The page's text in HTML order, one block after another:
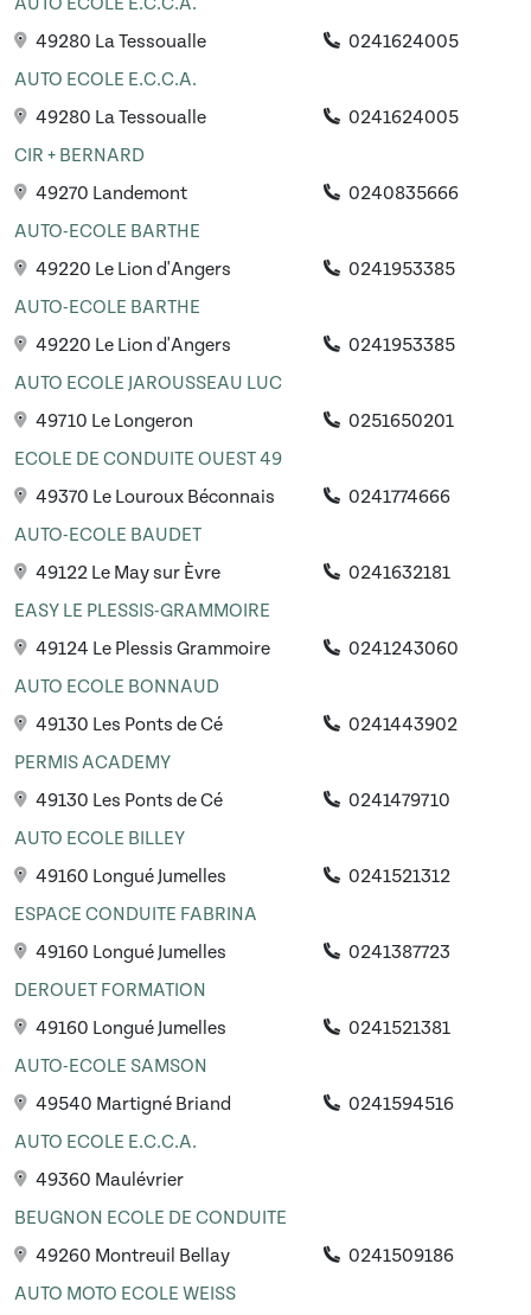
49280 La Tessoualle
0241624005
AUTO ECOLE E.C.C.A.
49280 La Tessoualle
0241624005
CIR + BERNARD
49270 Landemont
0240835666
AUTO-ECOLE BARTHE
49220 Le Lion d'Angers
0241953385
AUTO-ECOLE BARTHE
49220 Le Lion d'Angers
0241953385
AUTO ECOLE JAROUSSEAU LUC
49710 Le Longeron
0251650201
ECOLE DE CONDUITE OUEST 49
49370 Le Louroux Béconnais
0241774666
AUTO-ECOLE BAUDET
49122 Le May sur Èvre
0241632181
EASY LE PLESSIS-GRAMMOIRE
49124 Le Plessis Grammoire
0241243060
AUTO ECOLE BONNAUD
49130 Les Ponts de Cé
0241443902
PERMIS ACADEMY
49130 Les Ponts de Cé
0241479710
AUTO ECOLE BILLEY
49160 Longué Jumelles
0241521312
ESPACE CONDUITE FABRINA
49160 Longué Jumelles
0241387723
DEROUET FORMATION
49160 Longué Jumelles
0241521381
AUTO-ECOLE SAMSON
49540 Martigné Briand
0241594516
AUTO ECOLE E.C.C.A.
49360 Maulévrier
BEUGNON ECOLE DE CONDUITE
49260 Montreuil Bellay
0241509186
AUTO MOTO ECOLE WEISS